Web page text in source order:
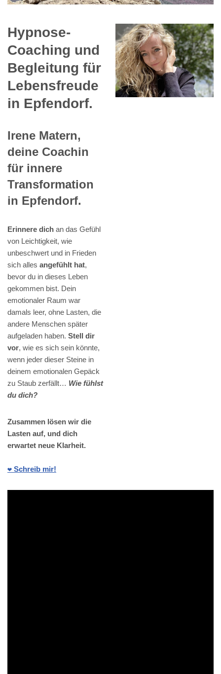
Hypnose-
Coaching und
Begleitung für
Lebensfreude
in Epfendorf.
Irene Matern,
deine Coachin
für innere
Transformation
in Epfendorf.
Erinnere dich an das Gefühl
von Leichtigkeit, wie
unbeschwert und in Frieden
sich alles angefühlt hat,
bevor du in dieses Leben
gekommen bist. Dein
emotionaler Raum war
damals leer, ohne Lasten, die
andere Menschen später
aufgeladen haben. Stell dir
vor, wie es sich sein könnte,
wenn jeder dieser Steine in
deinem emotionalen Gepäck
zu Staub zerfällt… Wie fühlst
du dich?
Zusammen lösen wir die
Lasten auf, und dich
erwartet neue Klarheit.
❤️ Schreib mir!